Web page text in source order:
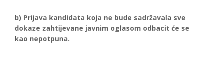
b) Prijava kandidata koja ne bude sadržavala sve
dokaze zahtijevane javnim oglasom odbacit će se
kao nepotpuna.